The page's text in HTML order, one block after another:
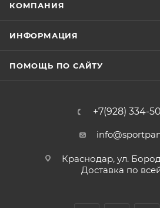
КОМПАНИЯ
ИНФОРМАЦИЯ
ПОМОЩЬ ПО САЙТУ
+7(928) 334-
Краснодар, ул.
Доставка по